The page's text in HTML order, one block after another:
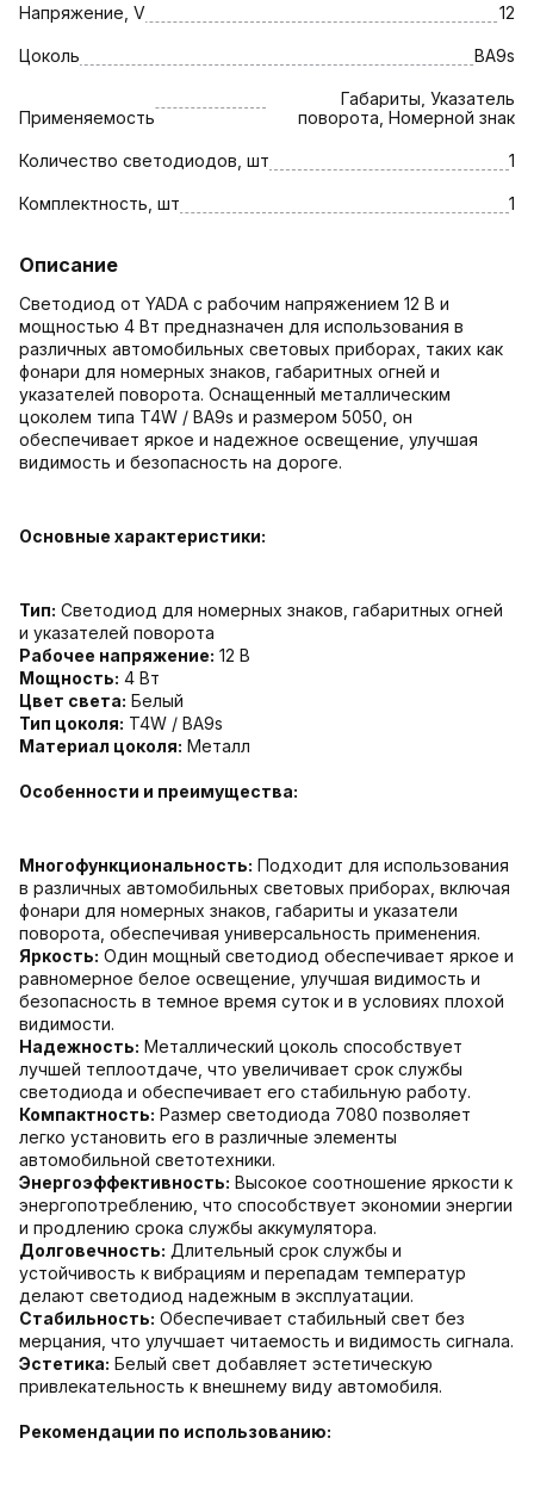
Напряжение, V 12
Цоколь BA9s
Применяемость
Габариты, Указатель
поворота, Номерной знак
Количество светодиодов, шт 1
Комплектность, шт 1
Описание
Светодиод от YADA с рабочим напряжением 12 В и
мощностью 4 Вт предназначен для использования в
различных автомобильных световых приборах, таких как
фонари для номерных знаков, габаритных огней и
указателей поворота. Оснащенный металлическим
цоколем типа T4W / BA9s и размером 5050, он
обеспечивает яркое и надежное освещение, улучшая
видимость и безопасность на дороге.
Основные характеристики:
Тип: Светодиод для номерных знаков, габаритных огней
и указателей поворота
Рабочее напряжение: 12 В
Мощность: 4 Вт
Цвет света: Белый
Тип цоколя: T4W / BA9s
Материал цоколя: Металл
Особенности и преимущества:
Многофункциональность: Подходит для использования
в различных автомобильных световых приборах, включая
фонари для номерных знаков, габариты и указатели
поворота, обеспечивая универсальность применения.
Яркость: Один мощный светодиод обеспечивает яркое и
равномерное белое освещение, улучшая видимость и
безопасность в темное время суток и в условиях плохой
видимости.
Надежность: Металлический цоколь способствует
лучшей теплоотдаче, что увеличивает срок службы
светодиода и обеспечивает его стабильную работу.
Компактность: Размер светодиода 7080 позволяет
легко установить его в различные элементы
автомобильной светотехники.
Энергоэффективность: Высокое соотношение яркости к
энергопотреблению, что способствует экономии энергии
и продлению срока службы аккумулятора.
Долговечность: Длительный срок службы и
устойчивость к вибрациям и перепадам температур
делают светодиод надежным в эксплуатации.
Стабильность: Обеспечивает стабильный свет без
мерцания, что улучшает читаемость и видимость сигнала.
Эстетика: Белый свет добавляет эстетическую
привлекательность к внешнему виду автомобиля.
Рекомендации по использованию: